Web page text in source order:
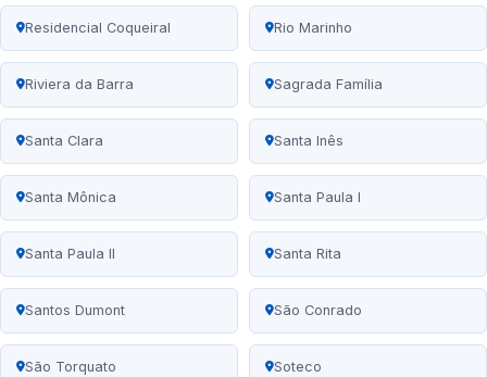
Residencial Coqueiral Rio Marinho
Riviera da Barra Sagrada Família
Santa Clara Santa Inês
Santa Mônica Santa Paula I
Santa Paula II Santa Rita
Santos Dumont São Conrado
São Torquato Soteco